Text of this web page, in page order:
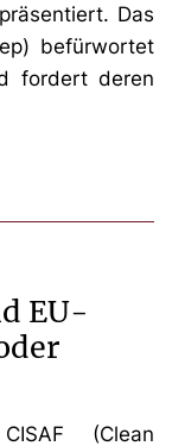
Das
befürwortet
fordert deren
EU-
(Clean